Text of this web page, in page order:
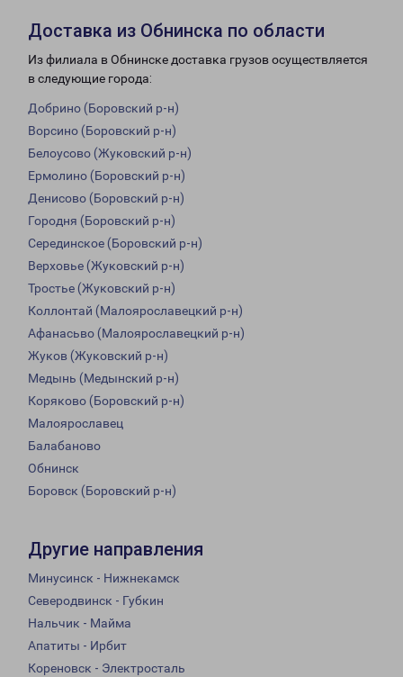
Доставка из Обнинска по области
Из филиала в Обнинске доставка грузов осуществляется
в следующие города:
Добрино (Боровский р-н)
Ворсино (Боровский р-н)
Белоусово (Жуковский р-н)
Ермолино (Боровский р-н)
Денисово (Боровский р-н)
Городня (Боровский р-н)
Серединское (Боровский р-н)
Верховье (Жуковский р-н)
Тростье (Жуковский р-н)
Коллонтай (Малоярославецкий р-н)
Афанасьво (Малоярославецкий р-н)
Жуков (Жуковский р-н)
Медынь (Медынский р-н)
Коряково (Боровский р-н)
Малоярославец
Балабаново
Обнинск
Боровск (Боровский р-н)
Другие направления
Минусинск - Нижнекамск
Северодвинск - Губкин
Нальчик - Майма
Апатиты - Ирбит
Кореновск - Электросталь